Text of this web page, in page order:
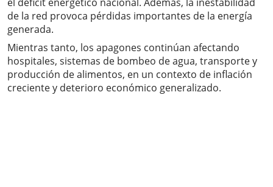
de la red provoca pérdidas importantes de la energía
generada.
Mientras tanto, los apagones continúan afectando
hospitales, sistemas de bombeo de agua, transporte y
producción de alimentos, en un contexto de inflación
creciente y deterioro económico generalizado.